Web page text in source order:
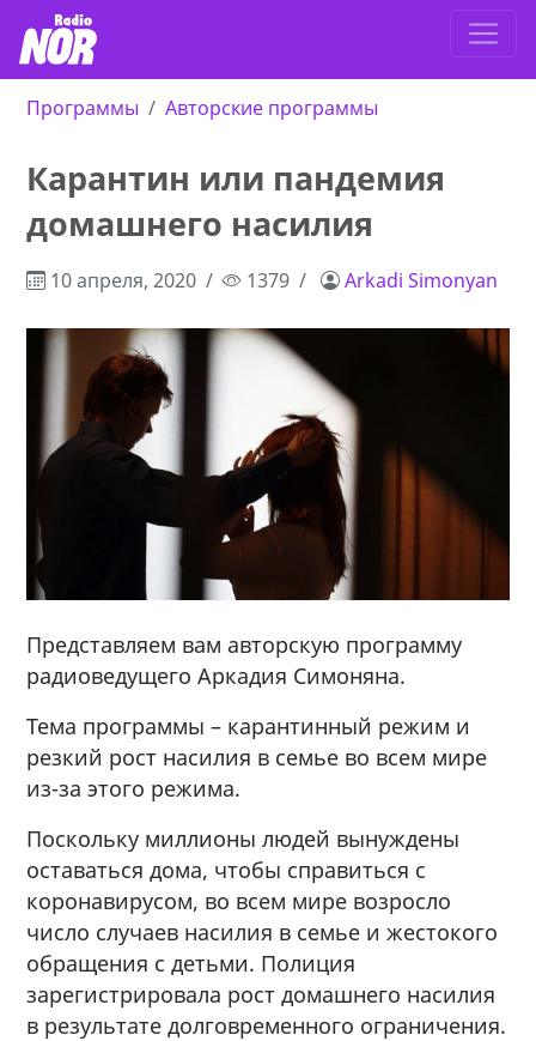
Программы Авторские программы
Карантин или пандемия
домашнего насилия
10 апреля, 2020 1379 Arkadi Simonyan
Представляем вам авторскую программу
радиоведущего Аркадия Симоняна.
Тема программы – карантинный режим и
резкий рост насилия в семье во всем мире
из-за этого режима.
Поскольку миллионы людей вынуждены
оставаться дома, чтобы справиться с
коронавирусом, во всем мире возросло
число случаев насилия в семье и жестокого
обращения с детьми. Полиция
зарегистрировала рост домашнего насилия
в результате долговременного ограничения.